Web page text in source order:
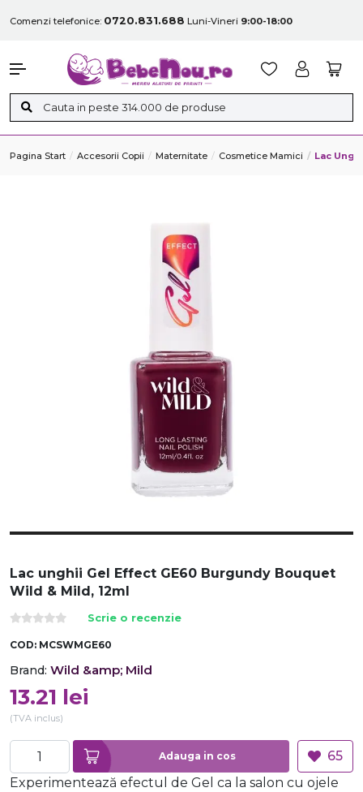
Comenzi telefonice: 0720.831.688 Luni-Vineri 9:00-18:00
Pagina Start Accesorii Copii Maternitate Cosmetice Mamici Lac
Lac unghii Gel Effect GE60 Burgundy Bouquet
Wild & Mild, 12ml
Scrie o recenzie
COD: MCSWMGE60
Brand: Wild &amp; Mild
13.21 lei
(TVA inclus)
Adauga in cos
65
Experimentează efectul de Gel ca la salon cu ojele